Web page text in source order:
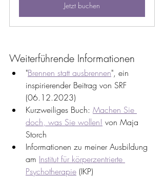
Jetzt buchen
Weiterführende Informationen
"Brennen statt ausbrennen", ein
inspirierender Beitrag von SRF
(06.12.2023)
Kurzweiliges Buch: Machen Sie
doch, was Sie wollen! von Maja
Storch
Informationen zu meiner Ausbildung
am Institut für körperzentrierte
Psychotherapie (IKP)